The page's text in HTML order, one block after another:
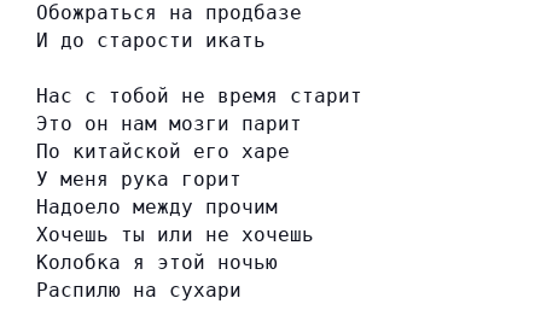
Обожраться на продбазе
И до старости икать
Нас с тобой не время старит
Это он нам мозги парит
По китайской его харе
У меня рука горит
Надоело между прочим
Хочешь ты или не хочешь
Колобка я этой ночью
Распилю на сухари